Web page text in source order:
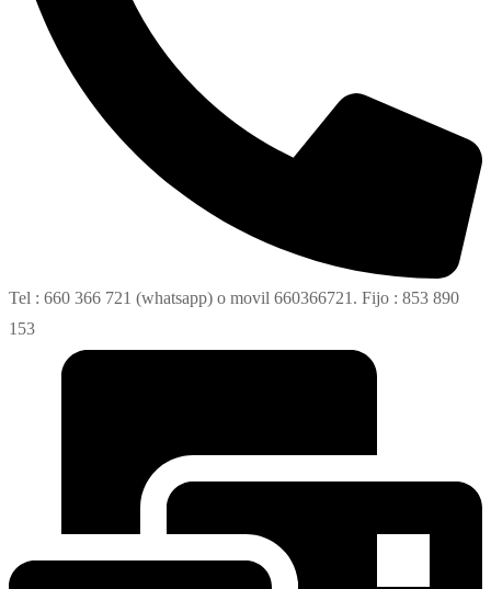
Tel : 660 366 721 (whatsapp) o movil 660366721. Fijo : 853 890
153